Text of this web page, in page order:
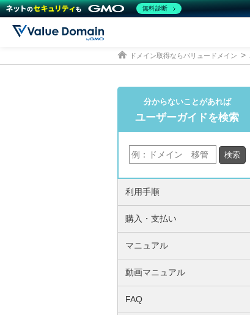
ドメイン取得ならバリュードメイン
分からないことがあれば
ユーザーガイドを検索
利用手順
購入・支払い
マニュアル
動画マニュアル
FAQ
無料診断